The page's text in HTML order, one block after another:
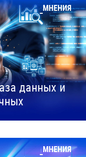
МНЕНИЯ
данных и
МНЕНИЯ